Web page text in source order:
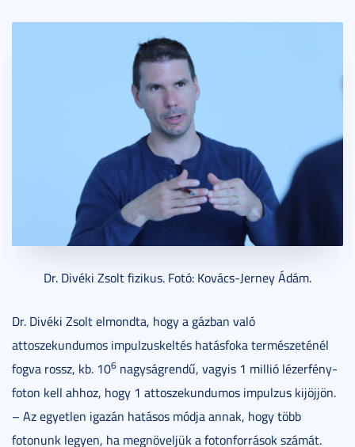
Dr. Divéki Zsolt fizikus. Fotó: Kovács-Jerney Ádám.
Dr. Divéki Zsolt elmondta, hogy a gázban való
attoszekundumos impulzuskeltés hatásfoka természeténél
fogva rossz, kb. 106 nagyságrendű, vagyis 1 millió lézerfény-
foton kell ahhoz, hogy 1 attoszekundumos impulzus kijöjjön.
– Az egyetlen igazán hatásos módja annak, hogy több
fotonunk legyen, ha megnöveljük a fotonforrások számát.